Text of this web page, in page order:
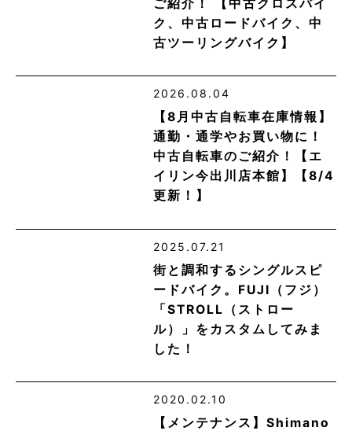
ご紹介！ 【中古クロスバイ
ク、中古ロードバイク、中
古ツーリングバイク】
2026.08.04
【8月中古自転車在庫情報】
通勤・通学やお買い物に！
中古自転車のご紹介！【エ
イリン今出川店本館】【8/4
更新！】
2025.07.21
街と調和するシングルスピ
ードバイク。FUJI（フジ）
「STROLL（ストロー
ル）」をカスタムしてみま
した！
2020.02.10
【メンテナンス】Shimano